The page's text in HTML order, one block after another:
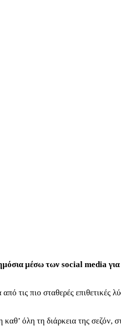
μέσω των social media
τις πιο σταθερές επιθετικές
όλη τη διάρκεια της σεζόν,